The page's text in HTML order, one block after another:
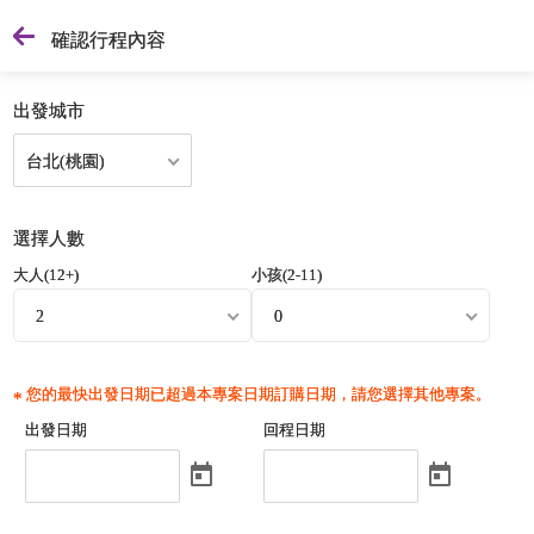
確認行程內容
出發城市
台北(桃園)
選擇人數
大人(12+)
2
小孩(2-11)
0
您的最快出發日期已超過本專案日期訂購日期，請您選擇其他專案。
出發日期
回程日期